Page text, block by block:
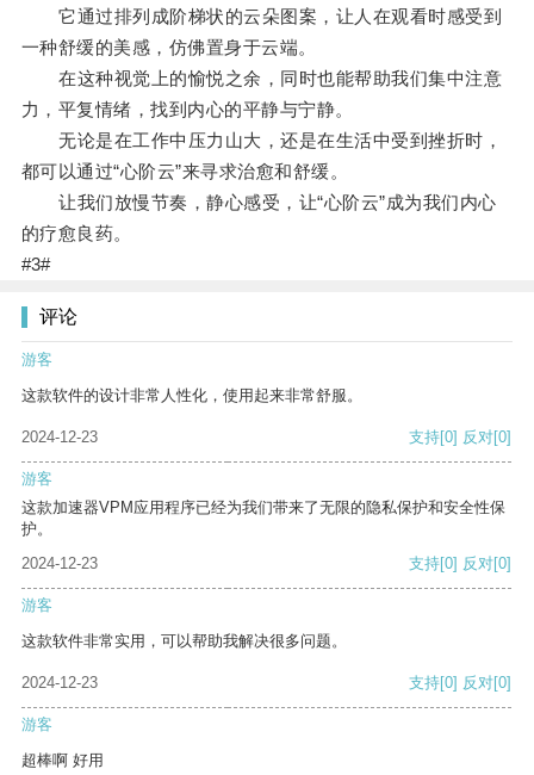
它通过排列成阶梯状的云朵图案，让人在观看时感受到
一种舒缓的美感，仿佛置身于云端。
在这种视觉上的愉悦之余，同时也能帮助我们集中注意
力，平复情绪，找到内心的平静与宁静。
无论是在工作中压力山大，还是在生活中受到挫折时，
都可以通过“心阶云”来寻求治愈和舒缓。
让我们放慢节奏，静心感受，让“心阶云”成为我们内心
的疗愈良药。
#3#
评论
游客
这款软件的设计非常人性化，使用起来非常舒服。
2024-12-23 支持[0] 反对[0]
游客
这款加速器VPM应用程序已经为我们带来了无限的隐私保护和安全性保
护。
2024-12-23
支持[0] 反对[0]
游客
这款软件非常实用，可以帮助我解决很多问题。
2024-12-23 支持[0] 反对[0]
游客
超棒啊 好用